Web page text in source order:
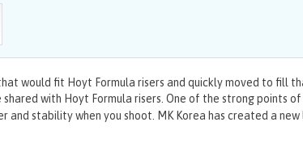
would fit Hoyt Formula risers and quickly moved to fill
with Hoyt Formula risers. One of the strong points
stability when you shoot. MK Korea has created a